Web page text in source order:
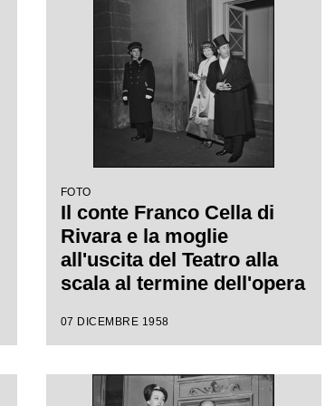
regia di Margherita
Walmann
FOTO
Il conte Franco Cella di
Rivara e la moglie
all'uscita del Teatro alla
scala al termine dell'opera
Puccini, diretta da
regia di Margherita
Wallmann, che inaugura la
07 DICEMBRE 1958